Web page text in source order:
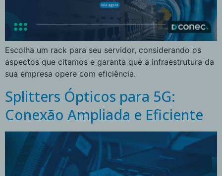
Escolha um rack para seu servidor, considerando os
aspectos que citamos e garanta que a infraestrutura da
sua empresa opere com eficiência.
Splitters Ópticos para 5G:
Conexão Ampliada e Eficiente